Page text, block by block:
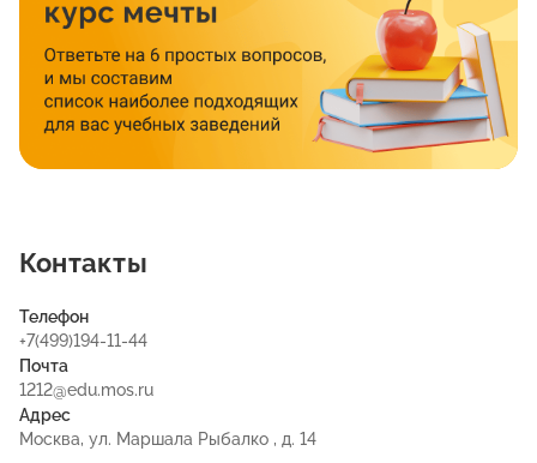
Контакты
Телефон
+7(499)194-11-44
Почта
1212@edu.mos.ru
Адрес
Москва, ул. Маршала Рыбалко , д. 14